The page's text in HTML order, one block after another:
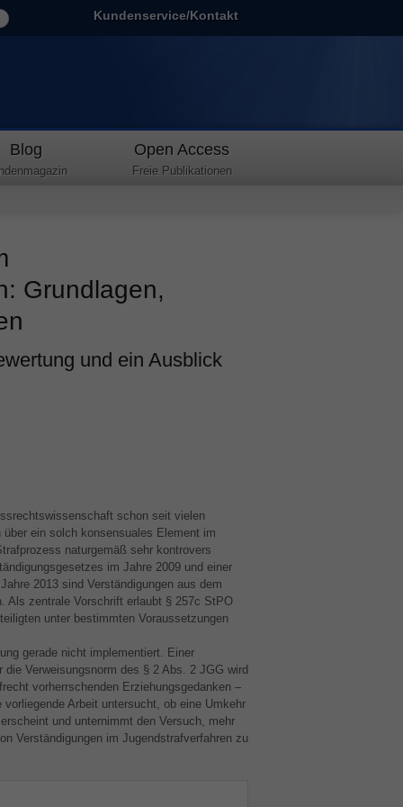
Kundenservice/Kontakt
Blog Open Access
Freie Publikationen
Grundlagen,
und ein Ausblick
schon seit vielen
ein solch konsensuales Element im
naturgemäß sehr kontrovers
im Jahre 2009 und einer
2013 sind Verständigungen aus dem
Als zentrale Vorschrift erlaubt § 257c StPO
unter bestimmten Voraussetzungen
gerade nicht implementiert. Einer
Verweisungsnorm des § 2 Abs. 2 JGG wird
vorherrschenden Erziehungsgedanken –
Arbeit untersucht, ob eine Umkehr
und unternimmt den Versuch, mehr
Verständigungen im Jugendstrafverfahren zu